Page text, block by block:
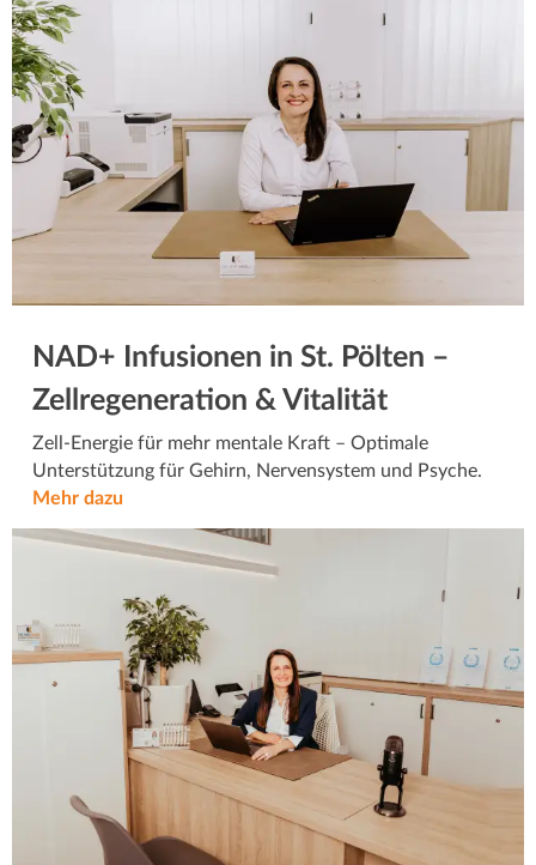
NAD+ Infusionen in St. Pölten –
Zellregeneration & Vitalität
Zell-Energie für mehr mentale Kraft – Optimale
Unterstützung für Gehirn, Nervensystem und Psyche.
Mehr dazu